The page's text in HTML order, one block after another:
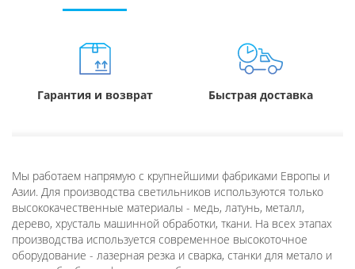
Гарантия и возврат Быстрая доставка
Мы работаем напрямую с крупнейшими фабриками Европы и
Азии. Для производства светильников используются только
высококачественные материалы - медь, латунь, металл,
дерево, хрусталь машинной обработки, ткани. На всех этапах
производства используется современное высокоточное
оборудование - лазерная резка и сварка, станки для метало и